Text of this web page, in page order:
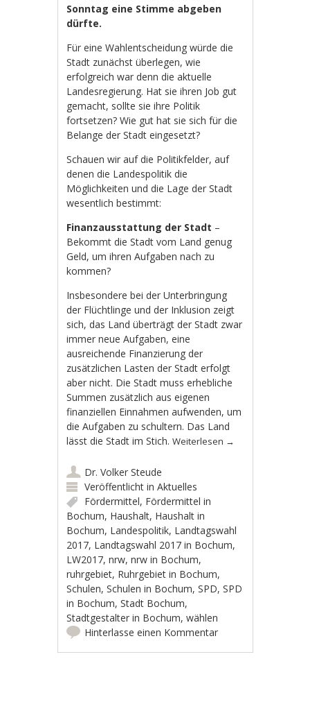
Sonntag eine Stimme abgeben
dürfte.
Für eine Wahlentscheidung würde die
Stadt zunächst überlegen, wie
erfolgreich war denn die aktuelle
Landesregierung. Hat sie ihren Job gut
gemacht, sollte sie ihre Politik
fortsetzen? Wie gut hat sie sich für die
Belange der Stadt eingesetzt?
Schauen wir auf die Politikfelder, auf
denen die Landespolitik die
Möglichkeiten und die Lage der Stadt
wesentlich bestimmt:
Finanzausstattung der Stadt –
Bekommt die Stadt vom Land genug
Geld, um ihren Aufgaben nach zu
kommen?
Insbesondere bei der Unterbringung
der Flüchtlinge und der Inklusion zeigt
sich, das Land überträgt der Stadt zwar
immer neue Aufgaben, eine
ausreichende Finanzierung der
zusätzlichen Lasten der Stadt erfolgt
aber nicht. Die Stadt muss erhebliche
Summen zusätzlich aus eigenen
finanziellen Einnahmen aufwenden, um
die Aufgaben zu schultern. Das Land
lässt die Stadt im Stich.Weiterlesen →
Dr. Volker Steude
Veröffentlicht inAktuelles
Fördermittel, Fördermittel in
Bochum, Haushalt, Haushalt in
Bochum, Landespolitik, Landtagswahl
2017, Landtagswahl 2017 in Bochum,
LW2017,nrw,nrw in Bochum,
ruhrgebiet, Ruhrgebiet in Bochum,
Schulen,Schulen in Bochum,SPD,SPD
in Bochum,Stadt Bochum,
Stadtgestalter in Bochum,wählen
Hinterlasse einen Kommentar